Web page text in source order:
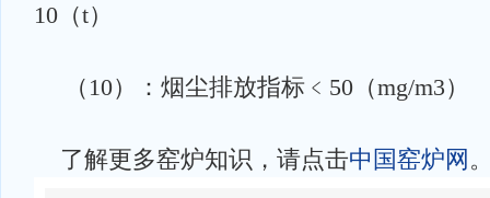
10（t）
（10）：烟尘排放指标﹤50（mg/m3）
了解更多窑炉知识，请点击中国窑炉网